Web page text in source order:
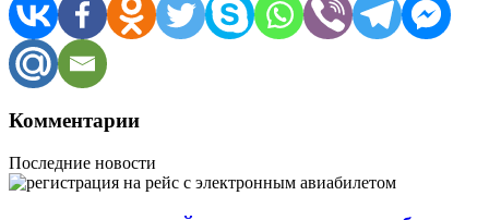
Комментарии
Последние новости